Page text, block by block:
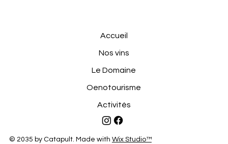
Accueil
Nos vins
Le Domaine
Oenotourisme
Activités
© 2035 by Catapult. Made with Wix Studio™